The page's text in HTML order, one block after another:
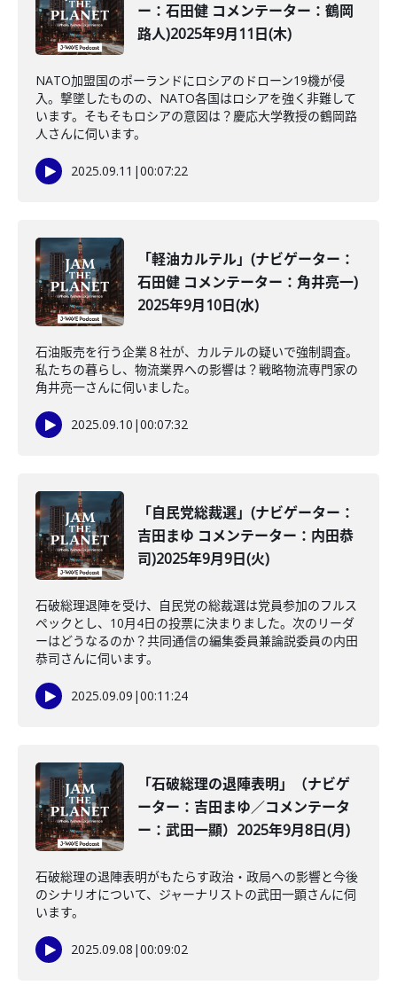
ー：石田健 コメンテーター：鶴岡
路人)2025年9月11日(木)
NATO加盟国のポーランドにロシアのドローン19機が侵
入。撃墜したものの、NATO各国はロシアを強く非難して
います。そもそもロシアの意図は？慶応大学教授の鶴岡路
人さんに伺います。
2025.09.11 |00:07:22
「軽油カルテル」(ナビゲーター：
石田健 コメンテーター：角井亮一)
2025年9月10日(水)
石油販売を行う企業８社が、カルテルの疑いで強制調査。
私たちの暮らし、物流業界への影響は？戦略物流専門家の
角井亮一さんに伺いました。
2025.09.10 |00:07:32
「自民党総裁選」(ナビゲーター：
吉田まゆ コメンテーター：内田恭
司)2025年9月9日(火)
石破総理退陣を受け、自民党の総裁選は党員参加のフルス
ペックとし、10月4日の投票に決まりました。次のリーダ
ーはどうなるのか？共同通信の編集委員兼論説委員の内田
恭司さんに伺います。
2025.09.09 |00:11:24
「石破総理の退陣表明」（ナビゲ
ーター：吉田まゆ／コメンテータ
ー：武田一顯）2025年9月8日(月)
石破総理の退陣表明がもたらす政治・政局への影響と今後
のシナリオについて、ジャーナリストの武田一顕さんに伺
います。
2025.09.08 |00:09:02